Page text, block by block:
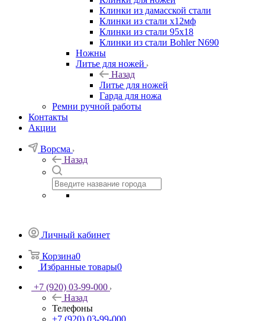
Клинки из дамасской стали
Клинки из стали х12мф
Клинки из стали 95х18
Клинки из стали Bohler N690
Ножны
Литье для ножей
Назад
Литье для ножей
Гарда для ножа
Ремни ручной работы
Контакты
Акции
Ворсма
Назад
Личный кабинет
Корзина0
Избранные товары0
+7 (920) 03-99-000
Назад
Телефоны
+7 (920) 03-99-000